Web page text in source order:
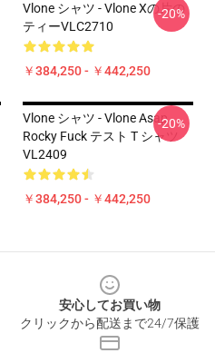
Vlone シャツ - Vlone Xの片の
ティーVLC2710
￥384,250 - ￥442,250
-20%
Vlone シャツ - Vlone Asap
Rocky Fuck テスト T シャツ
VL2409
￥384,250 - ￥442,250
-20%
安心してお買い物
クリックから配送まで24/7保護